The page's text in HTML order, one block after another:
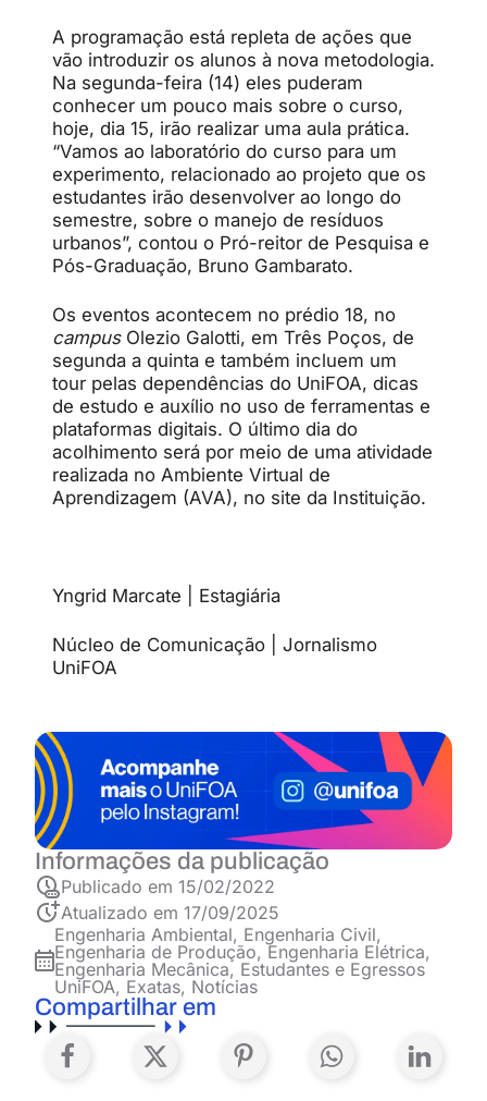
A programação está repleta de ações que
vão introduzir os alunos à nova metodologia.
Na segunda-feira (14) eles puderam
conhecer um pouco mais sobre o curso,
hoje, dia 15, irão realizar uma aula prática.
“Vamos ao laboratório do curso para um
experimento, relacionado ao projeto que os
estudantes irão desenvolver ao longo do
semestre, sobre o manejo de resíduos
urbanos”, contou o Pró-reitor de Pesquisa e
Pós-Graduação, Bruno Gambarato.
Os eventos acontecem no prédio 18, no
campusOlezio Galotti, em Três Poços, de
segunda a quinta e também incluem um
tour pelas dependências do UniFOA, dicas
de estudo e auxílio no uso de ferramentas e
plataformas digitais. O último dia do
acolhimento será por meio de uma atividade
realizada no Ambiente Virtual de
Aprendizagem (AVA), no site da Instituição.
Yngrid Marcate | Estagiária
Núcleo de Comunicação | Jornalismo
UniFOA
Informações da publicação
Publicado em 15/02/2022
Atualizado em 17/09/2025
Engenharia Ambiental, Engenharia Civil,
Engenharia de Produção,Engenharia Elétrica,
Engenharia Mecânica, Estudantes e Egressos
UniFOA, Exatas, Notícias
Compartilhar em